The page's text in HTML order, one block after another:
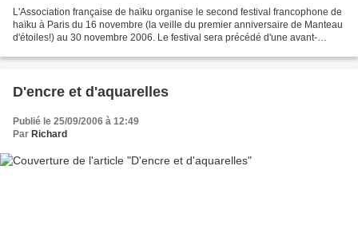
L'Association française de haïku organise le second festival francophone de
haïku à Paris du 16 novembre (la veille du premier anniversaire de Manteau
d'étoiles!) au 30 novembre 2006. Le festival sera précédé d'une avant-
D'encre et d'aquarelles
Publié le 25/09/2006 à 12:49
Par Richard